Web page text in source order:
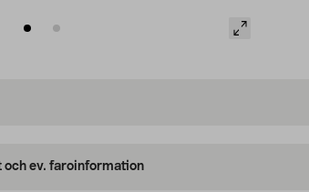
ev. faroinformation